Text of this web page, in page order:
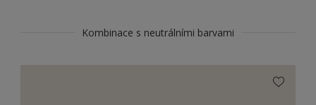
Kombinace s neutrálními barvami